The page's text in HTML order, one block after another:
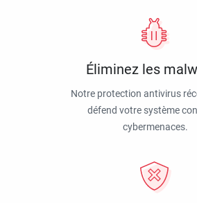
Éliminez les
Notre protection antivirus
défend votre système
cybermenaces.